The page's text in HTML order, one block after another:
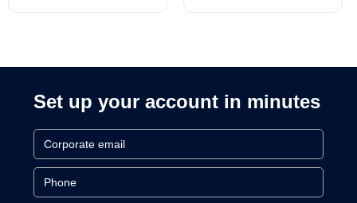
Set up your account in minutes